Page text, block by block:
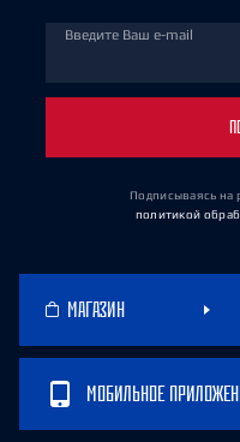
Введите Ваш e-mail
Подписываясь на
политикой
МАГАЗИН
МОБИЛЬНОЕ